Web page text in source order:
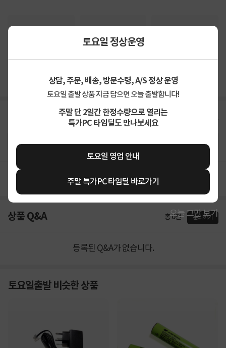
토요일 정상운영
상담, 주문, 배송, 방문수령, A/S 정상 운영
토요일 출발 상품 지금 담으면 오늘 출발합니다!
주말 단 2일간 한정수량으로 열리는
특가PC 타임딜도 만나보세요
토요일 영업 안내
주말 특가PC 타임딜 바로가기
오늘 그만 보기
신고 잘못된 상품정보가 있으면 알려주세요.
지금 후기쓰면 적립금 2배!
구매후기가 없습니다.
상품 Q&A 총 0건 문의하기
등록된 Q&A가 없습니다.
토요일출발 비슷한 상품